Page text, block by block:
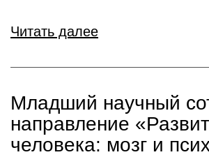
Читать далее
Младший научный
направление
человека: мозг и